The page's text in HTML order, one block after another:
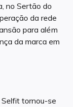
no Sertão do
da rede
para além
da marca em
tornou-se